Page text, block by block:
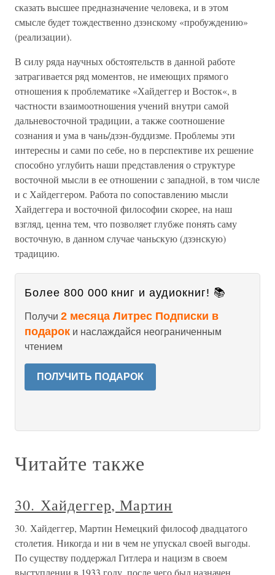
сказать высшее предназначение человека, и в этом
смысле будет тождественно дзэнскому «пробуждению»
(реализации).
В силу ряда научных обстоятельств в данной работе
затрагивается ряд моментов, не имеющих прямого
отношения к проблематике «Хайдеггер и Восток«, в
частности взаимоотношения учений внутри самой
дальневосточной традиции, а также соотношение
сознания и ума в чань/дзэн-буддизме. Проблемы эти
интересны и сами по себе, но в перспективе их решение
способно углубить наши представления о структуре
восточной мысли в ее отношении c западной, в том числе
и с Хайдеггером. Работа по сопоставлению мысли
Хайдеггера и восточной философии скорее, на наш
взгляд, ценна тем, что позволяет глубже понять саму
восточную, в данном случае чаньскую (дзэнскую)
традицию.
Более 800 000 книг и аудиокниг! 📚
Получи 2 месяца Литрес Подписки в
подарок и наслаждайся неограниченным
чтением
ПОЛУЧИТЬ ПОДАРОК
Читайте также
30. Хайдеггер, Мартин
30. Хайдеггер, Мартин Немецкий философ двадцатого
столетия. Никогда и ни в чем не упускал своей выгоды.
По существу поддержал Гитлера и нацизм в своем
выступлении в 1933 году, после чего был назначен